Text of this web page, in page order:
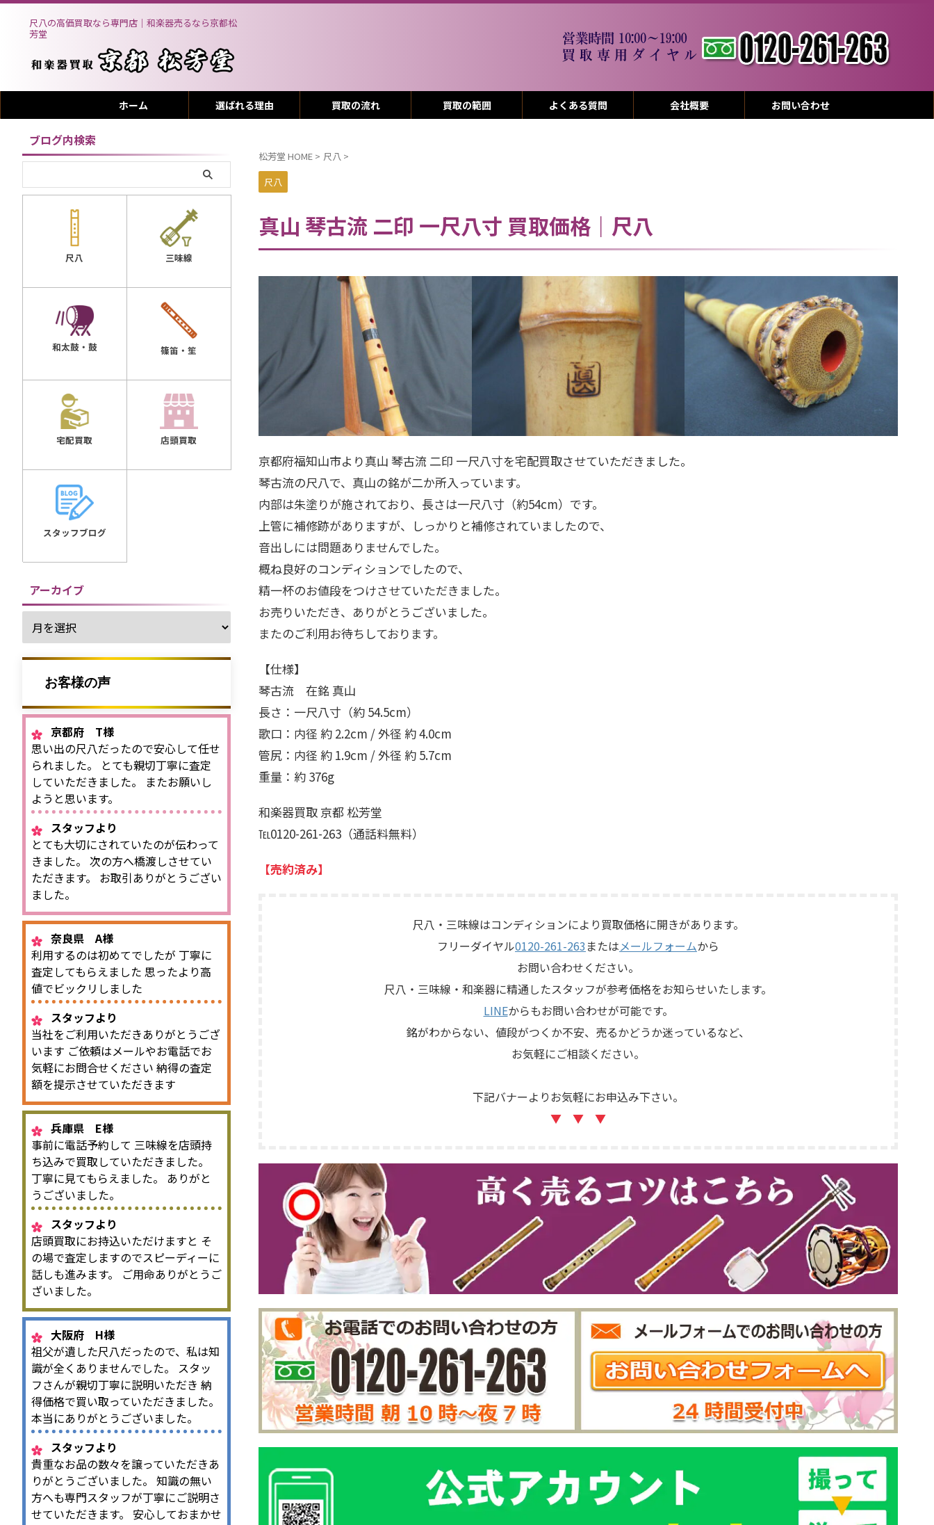
尺八の高価買取なら専門店｜和楽器売るなら京都松
芳堂
ホーム 選ばれる理由 買取の流れ 買取の範囲 よくある質問 会社概要 お問い合わせ
松芳堂 HOME > 尺八 >
尺八
真山 琴古流 二印 一尺八寸 買取価格｜尺八
京都府福知山市より真山 琴古流 二印 一尺八寸を宅配買取させていただきました。
琴古流の尺八で、真山の銘が二か所入っています。
内部は朱塗りが施されており、長さは一尺八寸（約54cm）です。
上管に補修跡がありますが、しっかりと補修されていましたので、
音出しには問題ありませんでした。
概ね良好のコンディションでしたので、
精一杯のお値段をつけさせていただきました。
お売りいただき、ありがとうございました。
またのご利用お待ちしております。
【仕様】
琴古流 在銘 真山
長さ：一尺八寸（約 54.5cm）
歌口：内径 約 2.2cm / 外径 約 4.0cm
管尻：内径 約 1.9cm / 外径 約 5.7cm
重量：約 376g
和楽器買取 京都 松芳堂
℡0120-261-263（通話料無料）
【売約済み】
尺八・三味線はコンディションにより買取価格に開きがあります。
フリーダイヤル0120-261-263 またはメールフォームから
お問い合わせください。
尺八・三味線・和楽器に精通したスタッフが参考価格をお知らせいたします。
LINEからもお問い合わせが可能です。
銘がわからない、値段がつくか不安、売るかどうか迷っているなど、
お気軽にご相談ください。
下記バナーよりお気軽にお申込み下さい。
▼ ▼ ▼
ブログ内検索
尺八 三味線
和太鼓・鼓 篠笛・笙
宅配買取 店頭買取
スタッフブログ
アーカイブ
お客様の声
京都府 T様
思い出の尺八だったので安心して任せ
られました。 とても親切丁寧に査定
していただきました。 またお願いし
ようと思います。
スタッフより
とても大切にされていたのが伝わって
きました。 次の方へ橋渡しさせてい
ただきます。 お取引ありがとうござい
ました。
奈良県 A様
利用するのは初めてでしたが 丁寧に
査定してもらえました 思ったより高
値でビックリしました
スタッフより
当社をご利用いただきありがとうござ
います ご依頼はメールやお電話でお
気軽にお問合せください 納得の査定
額を提示させていただきます
兵庫県 E様
事前に電話予約して 三味線を店頭持
ち込みで買取していただきました。
丁寧に見てもらえました。 ありがと
うございました。
スタッフより
店頭買取にお持込いただけますと そ
の場で査定しますのでスピーディーに
話しも進みます。 ご用命ありがとうご
ざいました。
大阪府 H様
祖父が遺した尺八だったので、私は知
識が全くありませんでした。 スタッ
フさんが親切丁寧に説明いただき 納
得価格で買い取っていただきました。
本当にありがとうございました。
スタッフより
貴重なお品の数々を譲っていただきあ
りがとうございました。 知識の無い
方へも専門スタッフが丁寧にご説明さ
せていただきます。 安心しておまかせ